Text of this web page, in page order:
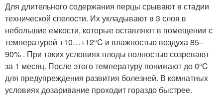
Для длительного содержания перцы срывают в стадии
технической спелости. Их укладывают в 3 слоя в
небольшие емкости, которые оставляют в помещении с
температурой +10…+12°C и влажностью воздуха 85–
90% . При таких условиях плоды полностью созревают
за 1 месяц. После этого температуру понижают до 0°C
для предупреждения развития болезней. В комнатных
условиях дозаривание проходит гораздо быстрее.